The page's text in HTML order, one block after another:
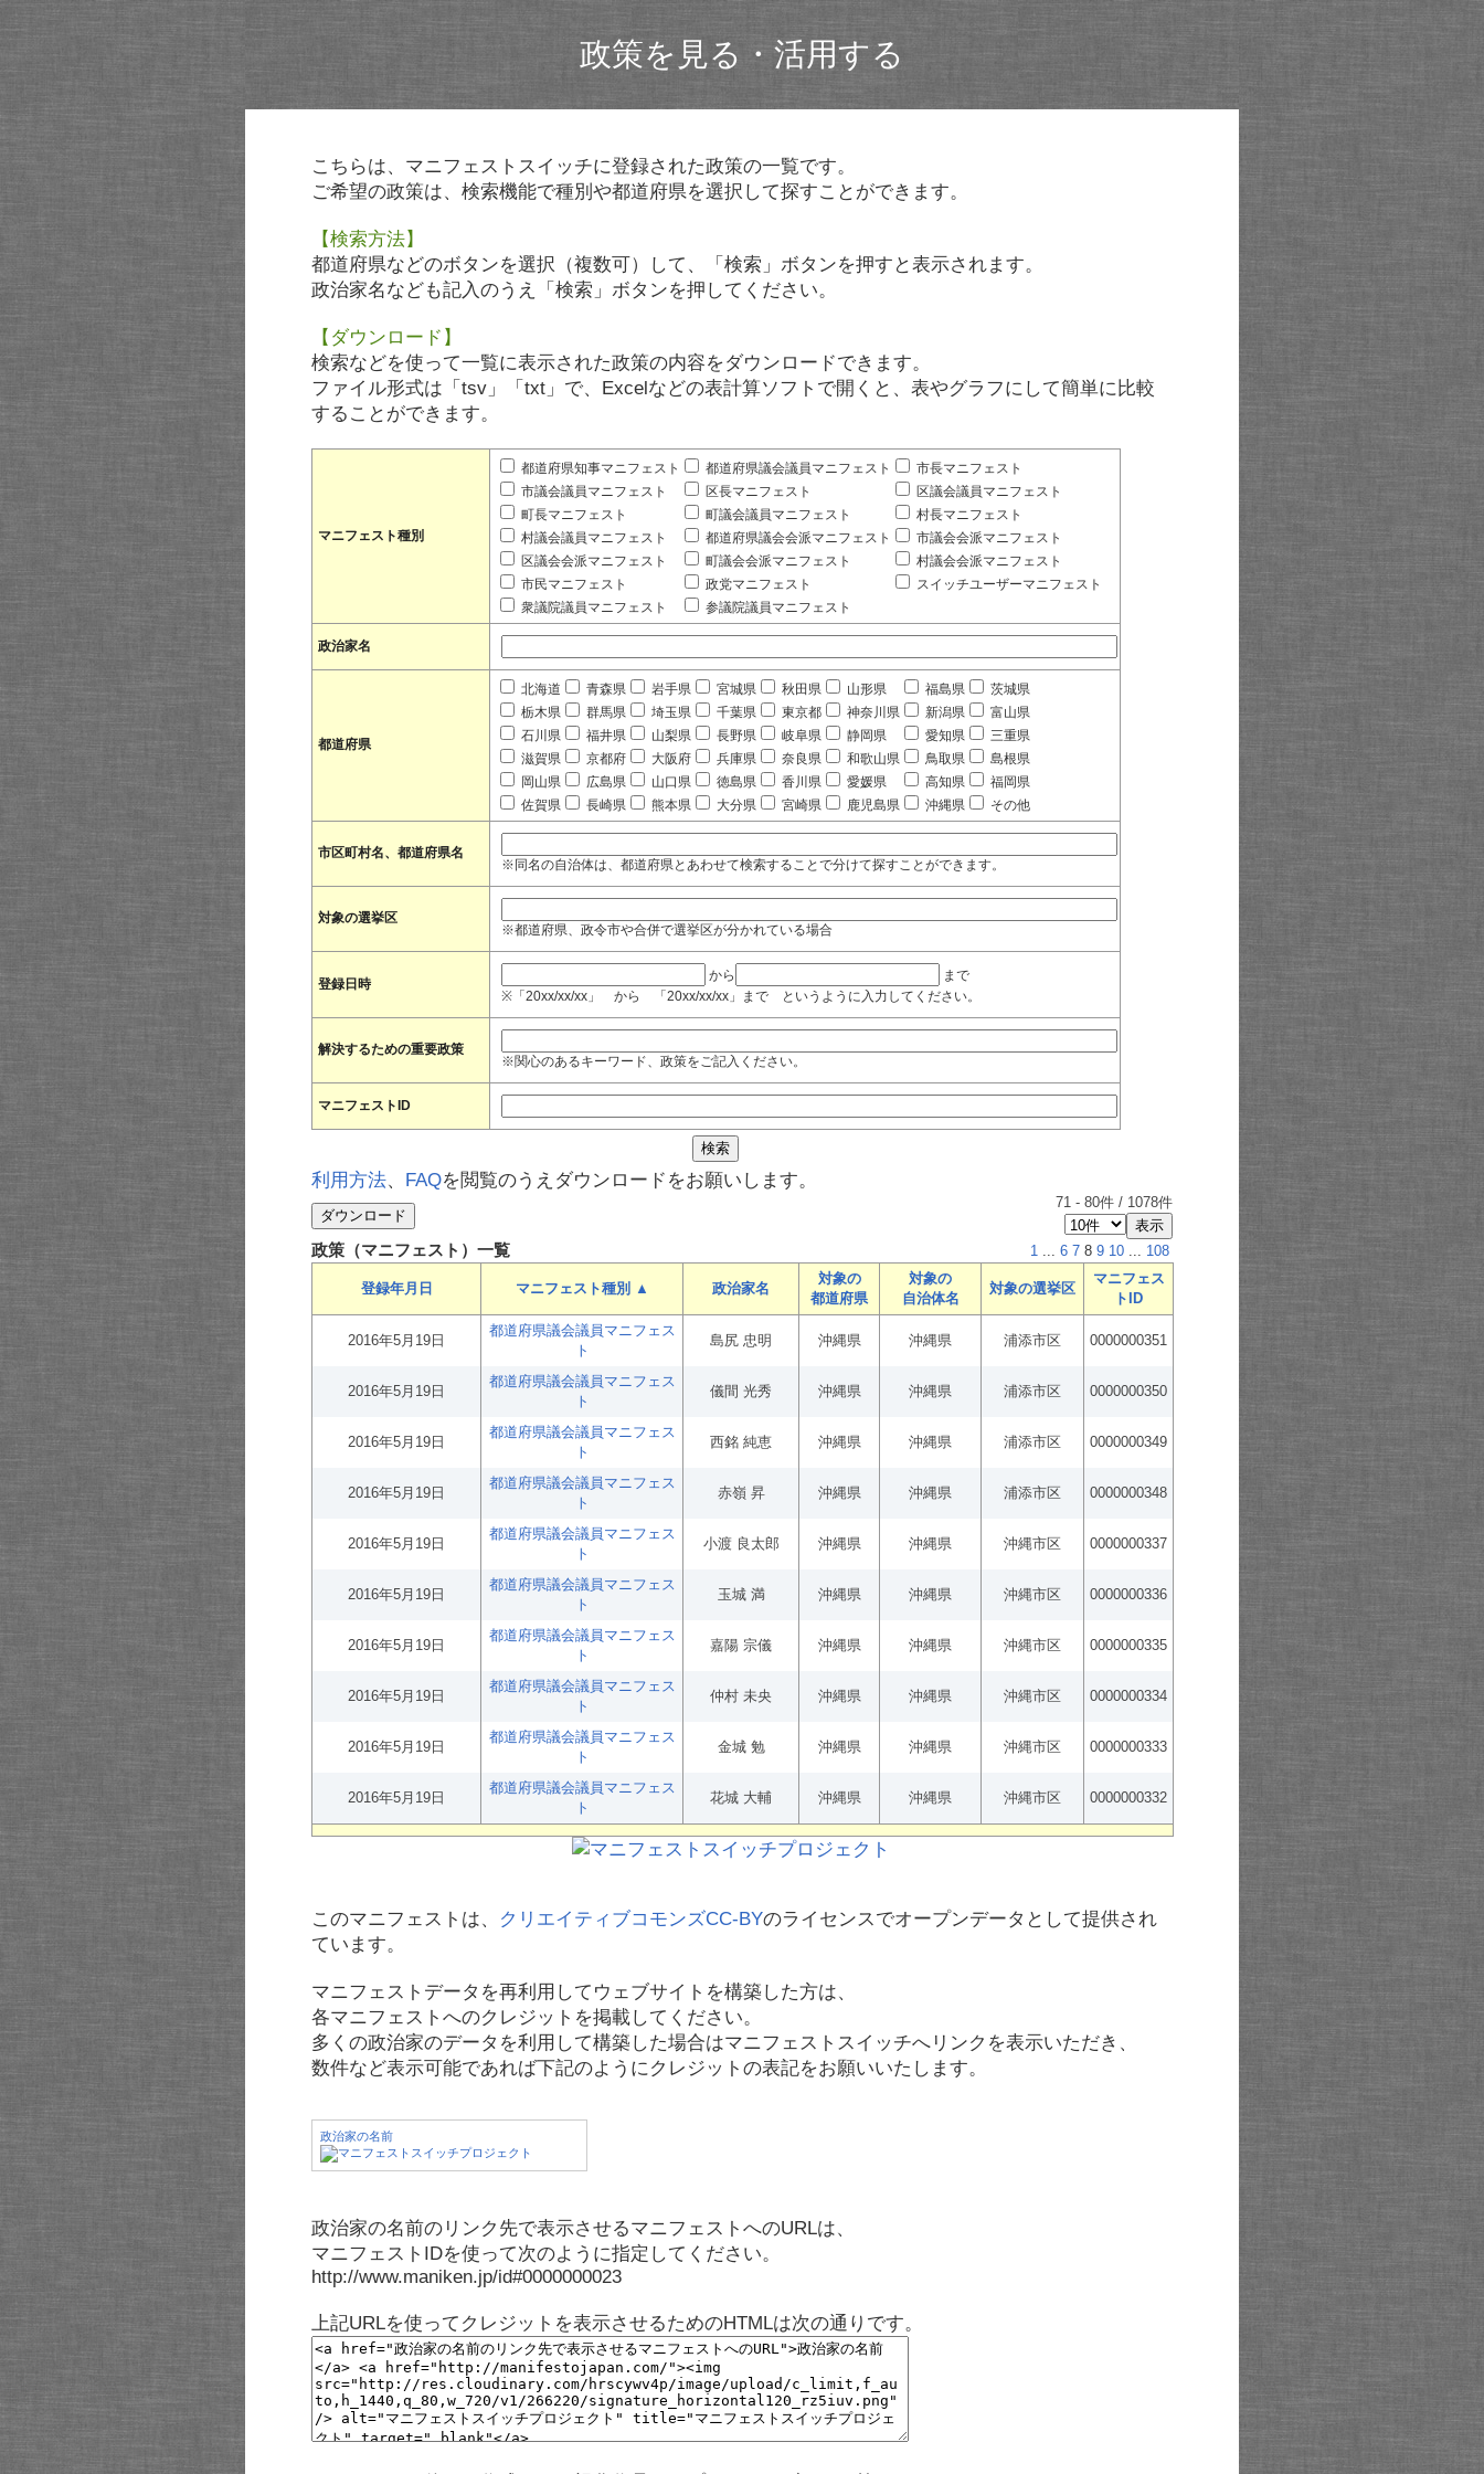
政策を見る・活用する
こちらは、マニフェストスイッチに登録された政策の一覧です。
ご希望の政策は、検索機能で種別や都道府県を選択して探すことができます。
【検索方法】
都道府県などのボタンを選択（複数可）して、「検索」ボタンを押すと表示されます。
政治家名なども記入のうえ「検索」ボタンを押してください。
【ダウンロード】
検索などを使って一覧に表示された政策の内容をダウンロードできます。
ファイル形式は「tsv」「txt」で、Excelなどの表計算ソフトで開くと、表やグラフにして簡単に比較
することができます。
マニフェスト種別
都道府県知事マニフェスト 都道府県議会議員マニフェスト
市長マニフェスト
市議会議員マニフェスト
区長マニフェスト
区議会議員マニフェスト
町長マニフェスト
町議会議員マニフェスト
村長マニフェスト
村議会議員マニフェスト
都道府県議会会派マニフェスト
市議会会派マニフェスト
区議会会派マニフェスト
町議会会派マニフェスト
村議会会派マニフェスト
市民マニフェスト
政党マニフェスト
スイッチユーザーマニフェスト
衆議院議員マニフェスト
参議院議員マニフェスト
政治家名
都道府県
北海道 青森県 岩手県 宮城県 秋田県 山形県 福島県
茨城県
栃木県
群馬県 埼玉県 千葉県 東京都 神奈川県 新潟県
富山県
石川県
福井県 山梨県 長野県 岐阜県 静岡県 愛知県
三重県
滋賀県
京都府 大阪府 兵庫県 奈良県 和歌山県 鳥取県
島根県
岡山県
広島県 山口県 徳島県 香川県 愛媛県 高知県
福岡県
佐賀県
長崎県 熊本県 大分県 宮崎県 鹿児島県 沖縄県 その他
市区町村名、都道府県名
※同名の自治体は、都道府県とあわせて検索することで分けて探すことができます。
対象の選挙区
※都道府県、政令市や合併で選挙区が分かれている場合
登録日時
から
まで
※「20xx/xx/xx」 から 「20xx/xx/xx」まで というように入力してください。
解決するための重要政策
※関心のあるキーワード、政策をご記入ください。
マニフェストID
利用方法、 FAQを閲覧のうえダウンロードをお願いします。
71 - 80件 / 1078件
政策（マニフェスト）一覧 1 ... 6 7 8 9 10 ... 108
登録年月日 マニフェスト種別 ▲ 政治家名
対象の
都道府県
対象の
自治体名
対象の選挙区
マニフェス
トID
2016年5月19日
都道府県議会議員マニフェス
ト
島尻 忠明 沖縄県 沖縄県 浦添市区 0000000351
2016年5月19日
都道府県議会議員マニフェス
ト
儀間 光秀 沖縄県 沖縄県 浦添市区 0000000350
2016年5月19日
都道府県議会議員マニフェス
ト
西銘 純恵 沖縄県 沖縄県 浦添市区 0000000349
2016年5月19日
都道府県議会議員マニフェス
ト
赤嶺 昇 沖縄県 沖縄県 浦添市区 0000000348
2016年5月19日
都道府県議会議員マニフェス
ト
小渡 良太郎 沖縄県 沖縄県 沖縄市区 0000000337
2016年5月19日
都道府県議会議員マニフェス
ト
玉城 満 沖縄県 沖縄県 沖縄市区 0000000336
2016年5月19日
都道府県議会議員マニフェス
ト
嘉陽 宗儀 沖縄県 沖縄県 沖縄市区 0000000335
2016年5月19日
都道府県議会議員マニフェス
ト
仲村 未央 沖縄県 沖縄県 沖縄市区 0000000334
2016年5月19日
都道府県議会議員マニフェス
ト
金城 勉 沖縄県 沖縄県 沖縄市区 0000000333
2016年5月19日
都道府県議会議員マニフェス
ト
花城 大輔 沖縄県 沖縄県 沖縄市区 0000000332
このマニフェストは、 クリエイティブコモンズCC-BYのライセンスでオープンデータとして提供され
ています。
マニフェストデータを再利用してウェブサイトを構築した方は、
各マニフェストへのクレジットを掲載してください。
多くの政治家のデータを利用して構築した場合はマニフェストスイッチへリンクを表示いただき、
数件など表示可能であれば下記のようにクレジットの表記をお願いいたします。
政治家の名前
政治家の名前のリンク先で表示させるマニフェストへのURLは、
マニフェストIDを使って次のように指定してください。
http://www.maniken.jp/id#0000000023
上記URLを使ってクレジットを表示させるためのHTMLは次の通りです。